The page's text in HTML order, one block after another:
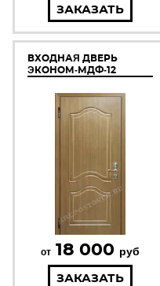
ЗАКАЗАТЬ
ВХОДНАЯ ДВЕРЬ
ЭКОНОМ-МДФ-12
от 18 000 руб
ЗАКАЗАТЬ